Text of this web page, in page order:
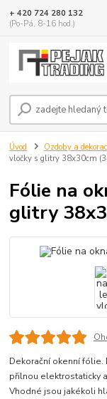
+ 420 724 280 132
(Po-Pá, 8-16 hod.)
Úvod Ozdoby a
vločky s glitry 38x30cm
Fólie na
glitry
Dekorační okenní
přilnou elektrostaticky
Vhodné jsou jakékoli